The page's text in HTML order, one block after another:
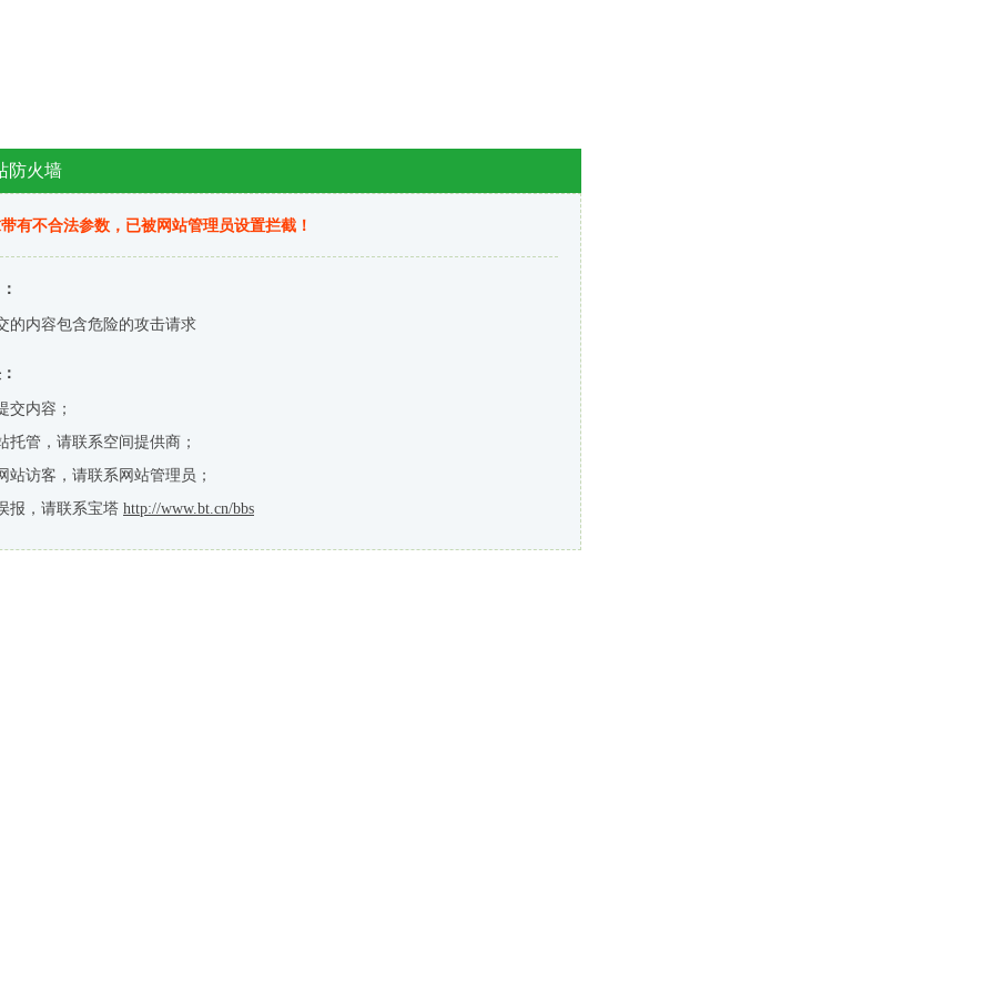
防火墙
有不合法参数，已被网站管理员设置拦截！
的内容包含危险的攻击请求
交内容；
托管，请联系空间提供商；
站访客，请联系网站管理员；
报，请联系宝塔 http://www.bt.cn/bbs